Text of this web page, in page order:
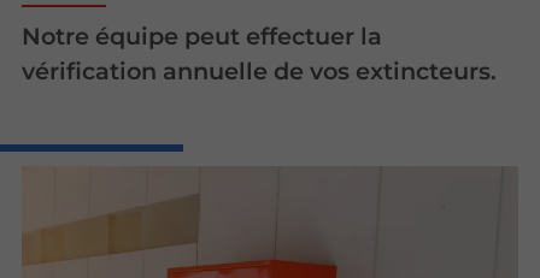
Notre équipe peut effectuer la
vérification annuelle de vos extincteurs.